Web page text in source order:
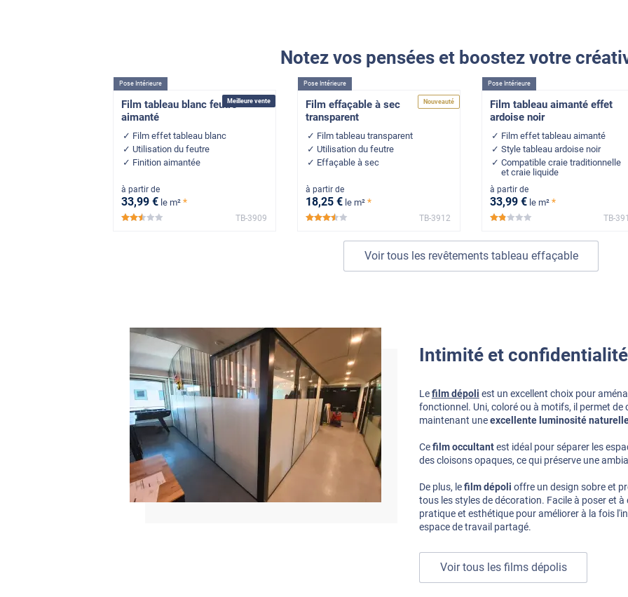
Notez vos pensées et boostez votre
Meilleure vente
Pose Intérieure
Film tableau blanc feutre
aimanté
Film effet tableau blanc
Utilisation du feutre
Finition aimantée
à partir de
33,99 € le m² *
*****
TB-3909
Nouveauté
Pose Intérieure
Film effaçable à sec
transparent
Film tableau transparent
Utilisation du feutre
Effaçable à sec
à partir de
18,25 € le m² *
*****
TB-3912
Pose Intérieure
Film tableau aimanté effet
ardoise noir
Film effet tableau aimanté
Style tableau ardoise noir
Compatible craie traditionnelle
et craie liquide
à partir de
33,99 € le m² *
*****
TB-
Voir tous les revêtements tableau effaçable
Intimité et
Lefilm dépoli est un excellent choix pour
fonctionnel. Uni, coloré ou à motifs, il permet de
maintenant uneexcellente luminosité
Cefilm occultantest idéal pour séparer les
des cloisons opaques, ce qui préserve une
De plus, lefilm dépoli offre un design sobre et
tous les styles de décoration. Facile à poser et
pratique et esthétique pour améliorer à la fois
espace de travail partagé.
Voir tous les films dépolis